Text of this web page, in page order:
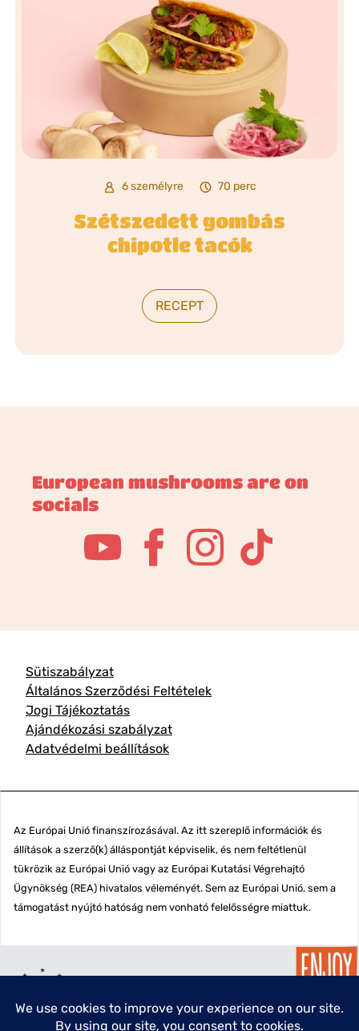
6 személyre 70 perc
Szétszedett gombás
chipotle tacók
RECEPT
European mushrooms are on
socials
Sütiszabályzat
Általános Szerződési Feltételek
Jogi Tájékoztatás
Ajándékozási szabályzat
Adatvédelmi beállítások
Az Európai Unió finanszírozásával. Az itt szereplő információk és
állítások a szerző(k) álláspontját képviselik, és nem feltétlenül
tükrözik az Európai Unió vagy az Európai Kutatási Végrehajtó
Ügynökség (REA) hivatalos véleményét. Sem az Európai Unió, sem a
támogatást nyújtó hatóság nem vonható felelősségre miattuk.